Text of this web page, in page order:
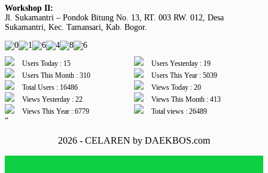
Workshop II:
Jl. Sukamantri – Pondok Bitung No. 13, RT. 003 RW. 012, Desa
Sukamantri, Kec. Tamansari, Kab. Bogor.
Users Today : 15
Users Yesterday : 19
Users This Month : 310
Users This Year : 5039
Total Users : 16486
Views Today : 20
Views Yesterday : 22
Views This Month : 413
Views This Year : 6779
Total views : 26489
“
2026 - CELAREN by DAEKBOS.com